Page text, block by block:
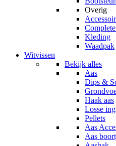
Overig
Kleding
Waadpak
Witvissen
Bekijk alles
Aas
Dips &
Haak aas
Losse
Pellets
Aas
Aas